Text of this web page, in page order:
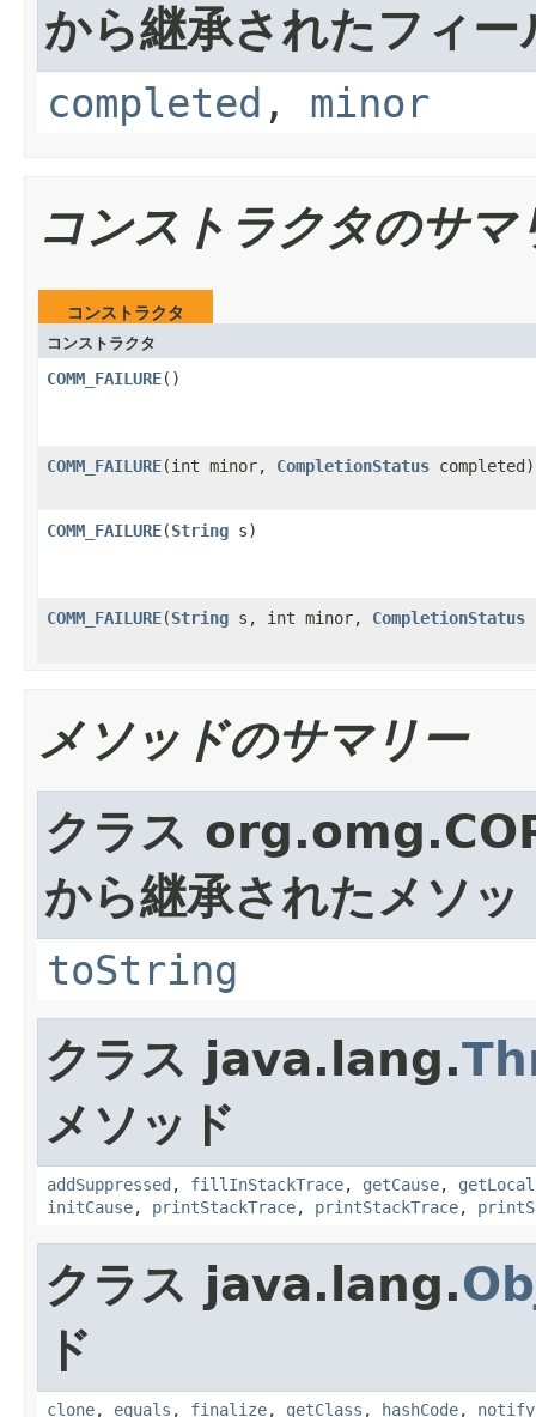
から継承されたフィー
completed , minor
コンストラクタのサマ
コンストラクタ
コンストラクタ
COMM_FAILURE()
COMM_FAILURE(int minor, CompletionStatus completed)
COMM_FAILURE(String s)
COMM_FAILURE(String s, int minor, CompletionStatus
メソッドのサマリー
クラス
から継承されたメソッ
toString
クラス java.lang.
メソッド
addSuppressed , fillInStackTrace, getCause,
initCause, printStackTrace, printStackTrace,
クラス java.lang.
ド
clone, equals , finalize, getClass , hashCode, notify